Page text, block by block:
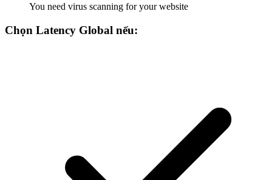
You need virus scanning for your website
Chọn Latency Global nếu: